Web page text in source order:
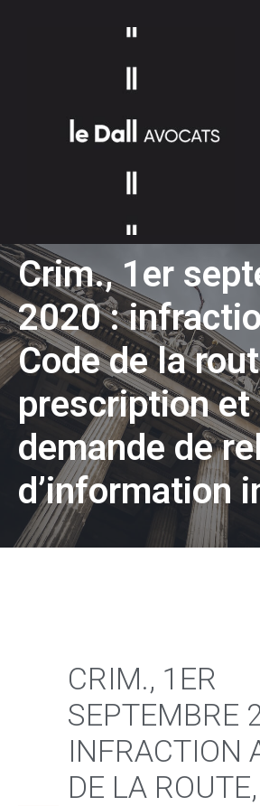
Crim., 1er
2020 :
Code de la
prescription et
demande de
d’information
CRIM., 1ER
SEPTEMBRE
INFRACTION
DE LA ROUTE,